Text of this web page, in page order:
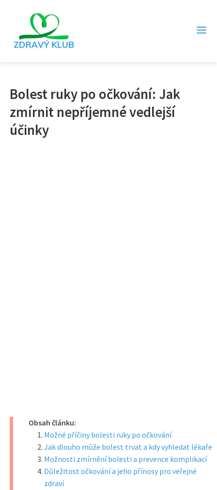
Bolest ruky po očkování: Jak
zmírnit nepříjemné vedlejší
účinky
Obsah článku:
Možné příčiny bolesti ruky po očkování
Jak dlouho může bolest trvat a kdy vyhledat lékaře
Možnosti zmírnění bolesti a prevence komplikací
Důležitost očkování a jeho přínosy pro veřejné
zdraví